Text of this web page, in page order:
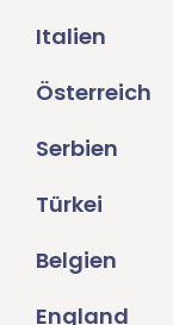
Italien
Österreich
Serbien
Türkei
Belgien
England